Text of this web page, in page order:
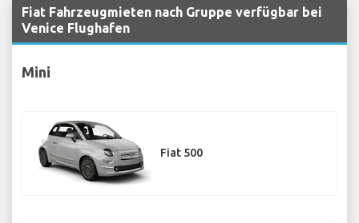
Fiat Fahrzeugmieten nach Gruppe verfügbar bei
Venice Flughafen
Mini
Fiat 500